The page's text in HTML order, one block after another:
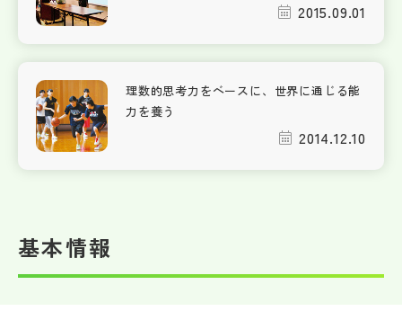
2015.09.01
理数的思考力をベースに、世界に通じる能
力を養う
2014.12.10
基本情報